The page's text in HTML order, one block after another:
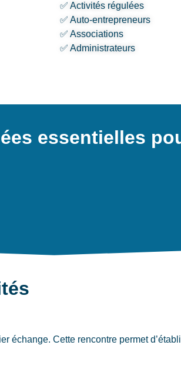
✅ Activités régulées
✅ Auto-entrepreneurs
✅ Associations
✅ Administrateurs
essentielles
échange. Cette rencontre permet